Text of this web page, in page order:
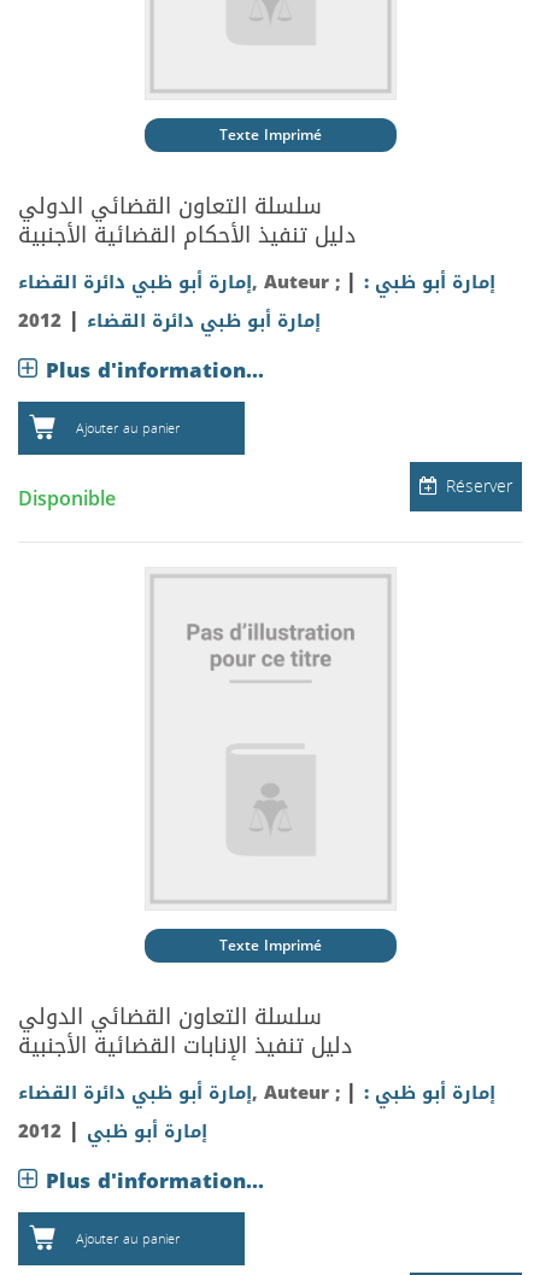
Texte Imprimé
سلسلة التعاون القضائي الدولي
دليل تنفيذ الأحكام القضائية الأجنبية
إمارة أبو ظبي دائرة القضاء, Auteur ; | إمارة أبو ظبي :
إمارة أبو ظبي دائرة القضاء |
2012
Plus d'information...
Ajouter au panier
Réserver
Disponible
Texte Imprimé
سلسلة التعاون القضائي الدولي
دليل تنفيذ الإنابات القضائية الأجنبية
إمارة أبو ظبي دائرة القضاء, Auteur ; | إمارة أبو ظبي :
إمارة أبو ظبي |
2012
Plus d'information...
Ajouter au panier